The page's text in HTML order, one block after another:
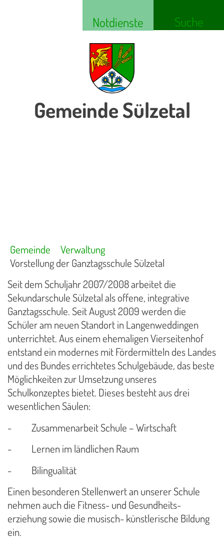
Notdienste Suche
Gemeinde Sülzetal
Gemeinde
Verwaltung
Vorstellung der Ganztagsschule Sülzetal
Seit dem Schuljahr 2007/2008 arbeitet die
Sekundarschule Sülzetal als offene, integrative
Ganztagsschule. Seit August 2009 werden die
Schüler am neuen Standort in Langenweddingen
unterrichtet. Aus einem ehemaligen Vierseitenhof
entstand ein modernes mit Fördermitteln des Landes
und des Bundes errichtetes Schulgebäude, das beste
Möglichkeiten zur Umsetzung unseres
Schulkonzeptes bietet. Dieses besteht aus drei
wesentlichen Säulen:
-
Zusammenarbeit Schule – Wirtschaft
-
Lernen im ländlichen Raum
-
Bilingualität
Einen besonderen Stellenwert an unserer Schule
nehmen auch die Fitness- und Gesundheits-
erziehung sowie die musisch- künstlerische Bildung
ein.